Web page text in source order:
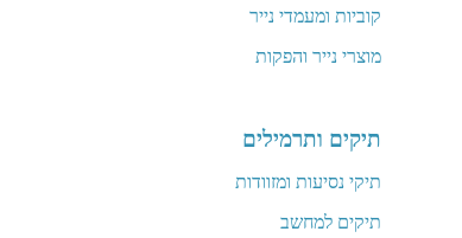
קוביות ומעמדי נייר
מוצרי נייר והפקות
תיקים ותרמילים
תיקי נסיעות ומזוודות
תיקים למחשב